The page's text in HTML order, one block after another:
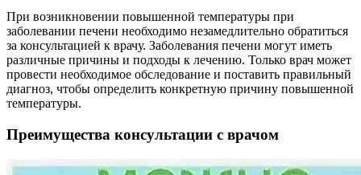
При возникновении повышенной температуры при
заболевании печени необходимо незамедлительно обратиться
за консультацией к врачу. Заболевания печени могут иметь
различные причины и подходы к лечению. Только врач может
провести необходимое обследование и поставить правильный
диагноз, чтобы определить конкретную причину повышенной
температуры.
Преимущества консультации с врачом